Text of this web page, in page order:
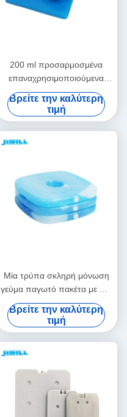
200 ml προσαρμοσμένα
επαναχρησιμοποιούμενα
παγωτά για μεσημεριανό
γεύμα παγωτά για σπίτι για
κατεψυγμένα τρόφιμα
Βρείτε την καλύτερη
τιμή
Μία τρύπα σκληρή μόνωση
γεύμα παγωτό πακέτα με μίνι
PCM Gel ψύξη στοιχεία για
τα τρόφιμα κατεψυγμένα
Βρείτε την καλύτερη
τιμή